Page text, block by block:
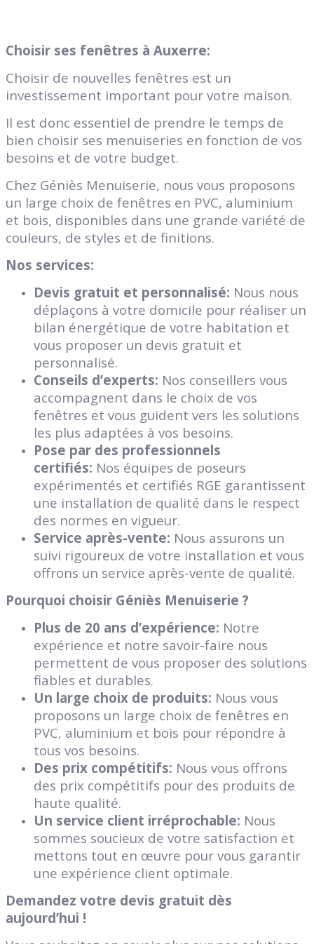
Choisir ses fenêtres à Auxerre:
Choisir de nouvelles fenêtres est un
investissement important pour votre maison.
Il est donc essentiel de prendre le temps de
bien choisir ses menuiseries en fonction de vos
besoins et de votre budget.
Chez Géniès Menuiserie, nous vous proposons
un large choix de fenêtres en PVC, aluminium
et bois, disponibles dans une grande variété de
couleurs, de styles et de finitions.
Nos services:
Devis gratuit et personnalisé: Nous nous
déplaçons à votre domicile pour réaliser un
bilan énergétique de votre habitation et
vous proposer un devis gratuit et
personnalisé.
Conseils d’experts: Nos conseillers vous
accompagnent dans le choix de vos
fenêtres et vous guident vers les solutions
les plus adaptées à vos besoins.
Pose par des professionnels
certifiés: Nos équipes de poseurs
expérimentés et certifiés RGE garantissent
une installation de qualité dans le respect
des normes en vigueur.
Service après-vente: Nous assurons un
suivi rigoureux de votre installation et vous
offrons un service après-vente de qualité.
Pourquoi choisir Géniès Menuiserie ?
Plus de 20 ans d’expérience: Notre
expérience et notre savoir-faire nous
permettent de vous proposer des solutions
fiables et durables.
Un large choix de produits: Nous vous
proposons un large choix de fenêtres en
PVC, aluminium et bois pour répondre à
tous vos besoins.
Des prix compétitifs: Nous vous offrons
des prix compétitifs pour des produits de
haute qualité.
Un service client irréprochable: Nous
sommes soucieux de votre satisfaction et
mettons tout en œuvre pour vous garantir
une expérience client optimale.
Demandez votre devis gratuit dès
aujourd’hui !